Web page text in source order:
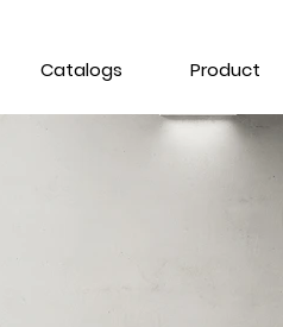
Catalogs Product